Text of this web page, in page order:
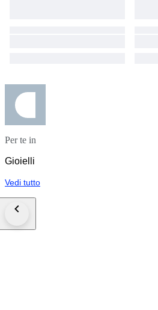
Per te in
Gioielli
Vedi tutto